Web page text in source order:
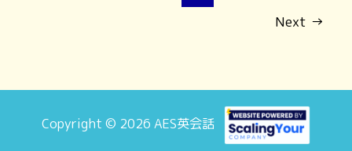
Next →
Copyright © 2026 AES英会話